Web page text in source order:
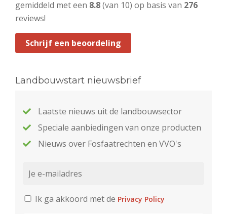
gemiddeld met een 8.8(van 10) op basis van 276
reviews!
Schrijf een beoordeling
Landbouwstart nieuwsbrief
Laatste nieuws uit de landbouwsector
Speciale aanbiedingen van onze producten
Nieuws over Fosfaatrechten en VVO's
Ik ga akkoord met de Privacy Policy